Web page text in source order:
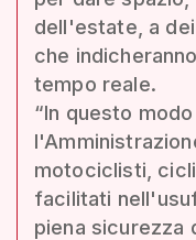
dell'estate, a
che
tempo reale.
“In questo
motociclisti,
facilitati
piena sicurezza